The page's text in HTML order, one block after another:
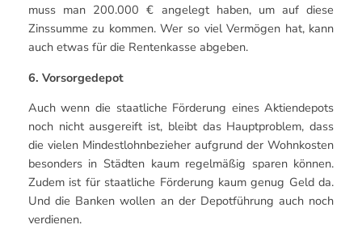
muss man 200.000 € angelegt haben, um auf diese
Zinssumme zu kommen. Wer so viel Vermögen hat, kann
auch etwas für die Rentenkasse abgeben.
6. Vorsorgedepot
Auch wenn die staatliche Förderung eines Aktiendepots
noch nicht ausgereift ist, bleibt das Hauptproblem, dass
die vielen Mindestlohnbezieher aufgrund der Wohnkosten
besonders in Städten kaum regelmäßig sparen können.
Zudem ist für staatliche Förderung kaum genug Geld da.
Und die Banken wollen an der Depotführung auch noch
verdienen.